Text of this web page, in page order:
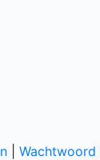
Wachtwoord